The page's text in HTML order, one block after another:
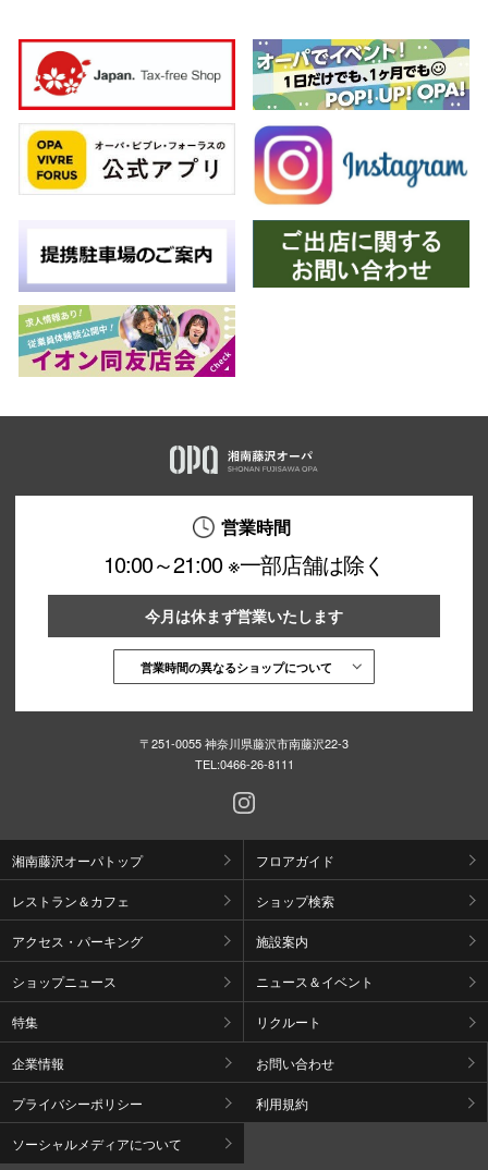
営業時間
10:00～21:00 ※一部店舗は除く
今月は休まず営業いたします
営業時間の異なるショップについて
〒251-0055 神奈川県藤沢市南藤沢22-3
TEL:0466-26-8111
湘南藤沢オーパトップ フロアガイド
レストラン＆カフェ ショップ検索
アクセス・パーキング 施設案内
ショップニュース ニュース＆イベント
特集 リクルート
企業情報 お問い合わせ
プライバシーポリシー 利用規約
ソーシャルメディアについて